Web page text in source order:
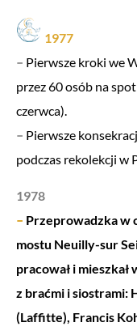
1977
– Pierwsze kroki we
przez 60 osób na
czerwca).
– Pierwsze
podczas rekolekcji w
1978
– Przeprowadzka w
mostu Neuilly-sur
pracował i
z braćmi i siostrami:
(Laffitte), Francis